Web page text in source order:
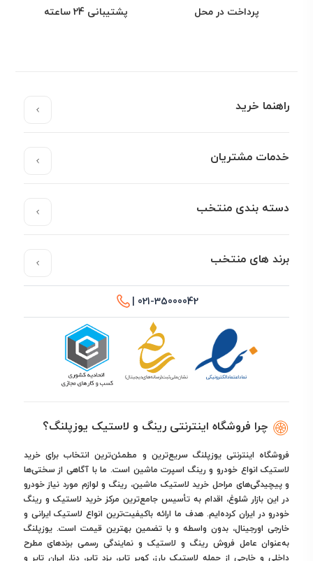
پرداخت در محل پشتیبانی 24 ساعته
راهنما خرید
خدمات مشتریان
دسته بندی منتخب
برند های منتخب
021-35000042 |
چرا فروشگاه اینترنتی رینگ و لاستیک یوزپلنگ؟
فروشگاه اینترنتی یوزپلنگ سریع‌ترین و مطمئن‌ترین انتخاب برای خرید
لاستیک انواع خودرو و رینگ اسپرت ماشین است. ما با آگاهی از سختی‌ها
و پیچیدگی‌های مراحل خرید لاستیک ماشین، رینگ و لوازم مورد نیاز خودرو
در این بازار شلوغ، اقدام به تأسیس جامع‌ترین مرکز خرید لاستیک و رینگ
خودرو در ایران کرده‌ایم. هدف ما ارائه باکیفیت‌ترین انواع لاستیک ایرانی و
خارجی اورجینال، بدون واسطه و با تضمین بهترین قیمت است. یوزپلنگ
به‌عنوان عامل فروش رینگ و لاستیک و نمایندگی رسمی برندهای مطرح
داخلی و خارجی از جمله لاستیک بارز، کویر تایر، یزد تایر، دنا، ایران تایر و